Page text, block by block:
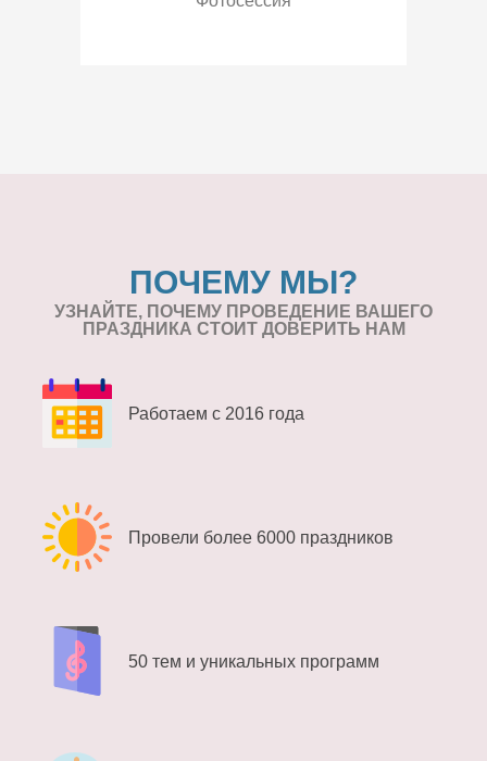
ПОЧЕМУ МЫ?
УЗНАЙТЕ, ПОЧЕМУ ПРОВЕДЕНИЕ ВАШЕГО
ПРАЗДНИКА СТОИТ ДОВЕРИТЬ НАМ
Работаем с 2016 года
Провели более 6000 праздников
50 тем и уникальных программ